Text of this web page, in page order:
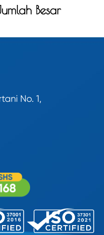
Besar